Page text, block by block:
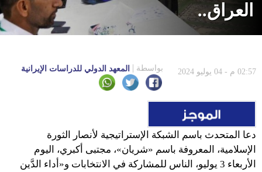
العراق..
02:57 م - 04 يوليو 2024 بواسطة المعهد الدولي للدراسات الإيرانية
دعا المتحدث باسم الشبكة الإستراتيجية لأنصار الثورة
الإسلامية، المعروفة باسم «شريان»، مجتبى أكبري، اليوم
الأربعاء 3 يوليو، الناس للمشاركة في الانتخابات و«أداء الدَّين